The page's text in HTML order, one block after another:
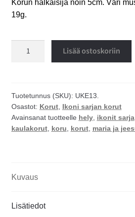
Korun halkaisija noin 5cm. Väri
19g.
kaulakoru
määrä
Lisää ostoskoriin
Tuotetunnus (SKU): UKE13.
Osastot: Korut, Ikoni sarjan korut
Avainsanat tuotteelle hely, ikonit sarja
kaulakorut, koru, korut, maria ja
Kuvaus
Lisätiedot